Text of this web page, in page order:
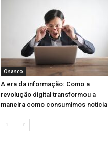
Osasco
A era da informação: Como a
revolução digital transformou a
maneira como consumimos